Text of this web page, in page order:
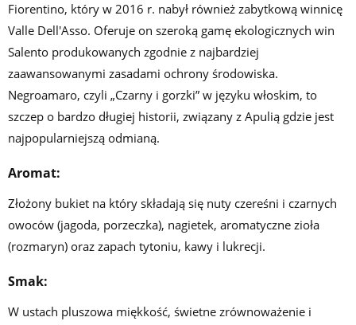
Fiorentino, który w 2016 r. nabył również zabytkową winnicę
Valle Dell'Asso. Oferuje on szeroką gamę ekologicznych win
Salento produkowanych zgodnie z najbardziej
zaawansowanymi zasadami ochrony środowiska.
Negroamaro, czyli „Czarny i gorzki” w języku włoskim, to
szczep o bardzo długiej historii, związany z Apulią gdzie jest
najpopularniejszą odmianą.
Aromat:
Złożony bukiet na który składają się nuty czereśni i czarnych
owoców (jagoda, porzeczka), nagietek, aromatyczne zioła
(rozmaryn) oraz zapach tytoniu, kawy i lukrecji.
Smak:
W ustach pluszowa miękkość, świetne zrównoważenie i